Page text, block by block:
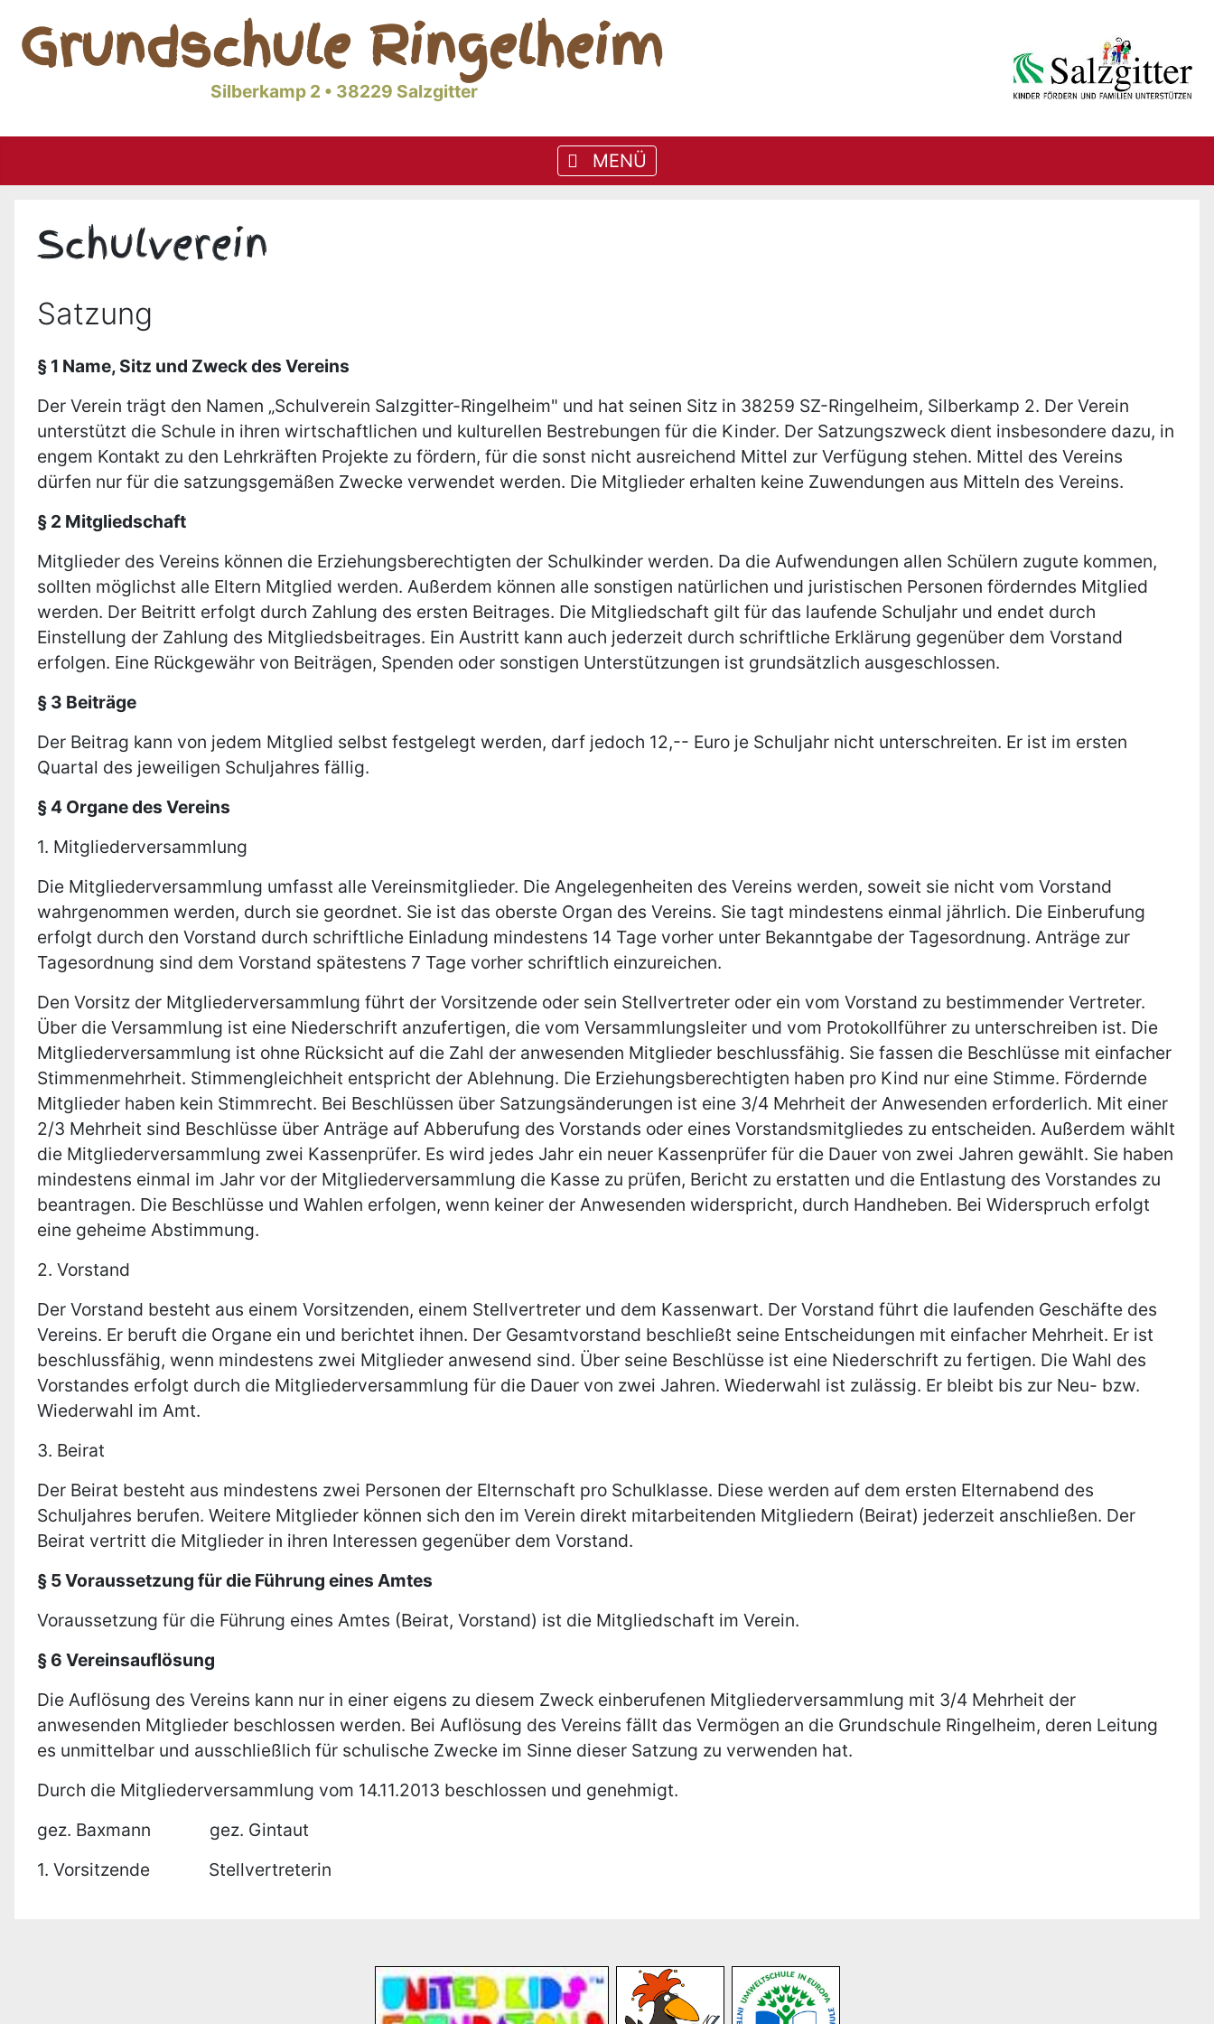
Grundschule Ringelheim
Silberkamp 2 • 38229 Salzgitter
Schulverein
Satzung
§ 1 Name, Sitz und Zweck des Vereins
Der Verein trägt den Namen „Schulverein Salzgitter-Ringelheim" und hat seinen Sitz in 38259 SZ-Ringelheim, Silberkamp 2. Der Verein
unterstützt die Schule in ihren wirtschaftlichen und kulturellen Bestrebungen für die Kinder. Der Satzungszweck dient insbesondere dazu, in
engem Kontakt zu den Lehrkräften Projekte zu fördern, für die sonst nicht ausreichend Mittel zur Verfügung stehen. Mittel des Vereins
dürfen nur für die satzungsgemäßen Zwecke verwendet werden. Die Mitglieder erhalten keine Zuwendungen aus Mitteln des Vereins.
§ 2 Mitgliedschaft
Mitglieder des Vereins können die Erziehungsberechtigten der Schulkinder werden. Da die Aufwendungen allen Schülern zugute kommen,
sollten möglichst alle Eltern Mitglied werden. Außerdem können alle sonstigen natürlichen und juristischen Personen förderndes Mitglied
werden. Der Beitritt erfolgt durch Zahlung des ersten Beitrages. Die Mitgliedschaft gilt für das laufende Schuljahr und endet durch
Einstellung der Zahlung des Mitgliedsbeitrages. Ein Austritt kann auch jederzeit durch schriftliche Erklärung gegenüber dem Vorstand
erfolgen. Eine Rückgewähr von Beiträgen, Spenden oder sonstigen Unterstützungen ist grundsätzlich ausgeschlossen.
§ 3 Beiträge
Der Beitrag kann von jedem Mitglied selbst festgelegt werden, darf jedoch 12,-- Euro je Schuljahr nicht unterschreiten. Er ist im ersten
Quartal des jeweiligen Schuljahres fällig.
§ 4 Organe des Vereins
1. Mitgliederversammlung
Die Mitgliederversammlung umfasst alle Vereinsmitglieder. Die Angelegenheiten des Vereins werden, soweit sie nicht vom Vorstand
wahrgenommen werden, durch sie geordnet. Sie ist das oberste Organ des Vereins. Sie tagt mindestens einmal jährlich. Die Einberufung
erfolgt durch den Vorstand durch schriftliche Einladung mindestens 14 Tage vorher unter Bekanntgabe der Tagesordnung. Anträge zur
Tagesordnung sind dem Vorstand spätestens 7 Tage vorher schriftlich einzureichen.
Den Vorsitz der Mitgliederversammlung führt der Vorsitzende oder sein Stellvertreter oder ein vom Vorstand zu bestimmender Vertreter.
Über die Versammlung ist eine Niederschrift anzufertigen, die vom Versammlungsleiter und vom Protokollführer zu unterschreiben ist. Die
Mitgliederversammlung ist ohne Rücksicht auf die Zahl der anwesenden Mitglieder beschlussfähig. Sie fassen die Beschlüsse mit einfacher
Stimmenmehrheit. Stimmengleichheit entspricht der Ablehnung. Die Erziehungsberechtigten haben pro Kind nur eine Stimme. Fördernde
Mitglieder haben kein Stimmrecht. Bei Beschlüssen über Satzungsänderungen ist eine 3/4 Mehrheit der Anwesenden erforderlich. Mit einer
2/3 Mehrheit sind Beschlüsse über Anträge auf Abberufung des Vorstands oder eines Vorstandsmitgliedes zu entscheiden. Außerdem wählt
die Mitgliederversammlung zwei Kassenprüfer. Es wird jedes Jahr ein neuer Kassenprüfer für die Dauer von zwei Jahren gewählt. Sie haben
mindestens einmal im Jahr vor der Mitgliederversammlung die Kasse zu prüfen, Bericht zu erstatten und die Entlastung des Vorstandes zu
beantragen. Die Beschlüsse und Wahlen erfolgen, wenn keiner der Anwesenden widerspricht, durch Handheben. Bei Widerspruch erfolgt
eine geheime Abstimmung.
2. Vorstand
Der Vorstand besteht aus einem Vorsitzenden, einem Stellvertreter und dem Kassenwart. Der Vorstand führt die laufenden Geschäfte des
Vereins. Er beruft die Organe ein und berichtet ihnen. Der Gesamtvorstand beschließt seine Entscheidungen mit einfacher Mehrheit. Er ist
beschlussfähig, wenn mindestens zwei Mitglieder anwesend sind. Über seine Beschlüsse ist eine Niederschrift zu fertigen. Die Wahl des
Vorstandes erfolgt durch die Mitgliederversammlung für die Dauer von zwei Jahren. Wiederwahl ist zulässig. Er bleibt bis zur Neu- bzw.
Wiederwahl im Amt.
3. Beirat
Der Beirat besteht aus mindestens zwei Personen der Elternschaft pro Schulklasse. Diese werden auf dem ersten Elternabend des
Schuljahres berufen. Weitere Mitglieder können sich den im Verein direkt mitarbeitenden Mitgliedern (Beirat) jederzeit anschließen. Der
Beirat vertritt die Mitglieder in ihren Interessen gegenüber dem Vorstand.
§ 5 Voraussetzung für die Führung eines Amtes
Voraussetzung für die Führung eines Amtes (Beirat, Vorstand) ist die Mitgliedschaft im Verein.
§ 6 Vereinsauflösung
Die Auflösung des Vereins kann nur in einer eigens zu diesem Zweck einberufenen Mitgliederversammlung mit 3/4 Mehrheit der
anwesenden Mitglieder beschlossen werden. Bei Auflösung des Vereins fällt das Vermögen an die Grundschule Ringelheim, deren Leitung
es unmittelbar und ausschließlich für schulische Zwecke im Sinne dieser Satzung zu verwenden hat.
Durch die Mitgliederversammlung vom 14.11.2013 beschlossen und genehmigt.
gez. Baxmann gez. Gintaut
1. Vorsitzende Stellvertreterin